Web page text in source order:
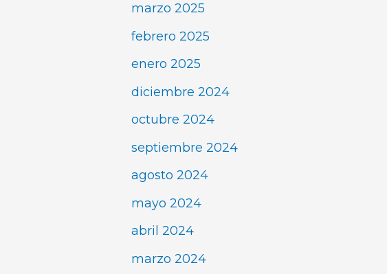
marzo 2025
febrero 2025
enero 2025
diciembre 2024
octubre 2024
septiembre 2024
agosto 2024
mayo 2024
abril 2024
marzo 2024